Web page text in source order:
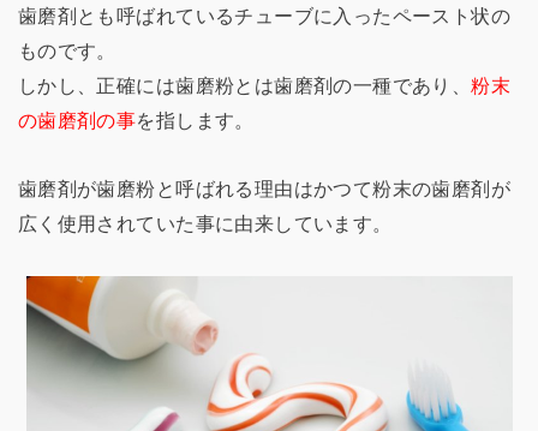
歯磨剤とも呼ばれているチューブに入ったペースト状の
ものです。
しかし、正確には歯磨粉とは歯磨剤の一種であり、粉末
の歯磨剤の事を指します。
歯磨剤が歯磨粉と呼ばれる理由はかつて粉末の歯磨剤が
広く使用されていた事に由来しています。